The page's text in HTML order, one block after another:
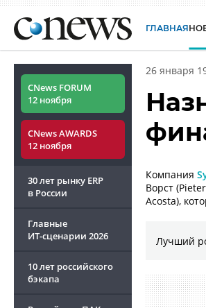
ГЛАВНАЯ
CNews FORUM
12 ноября
CNews AWARDS
12 ноября
30 лет рынку ERP
в России
Главные
ИТ-сценарии 2026
10 лет российского
бэкапа
26 января
Компания
Ворст
Acosta),
Лучший